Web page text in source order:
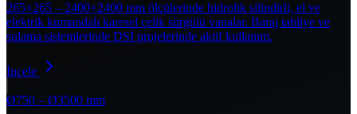
265×265 – 2400×2400 mm ölçülerinde hidrolik silindirli, el ve
elektrik kumandalı karesel çelik sürgülü vanalar. Baraj tahliye ve
sulama sistemlerinde DSİ projelerinde aktif kullanım.
İncele
Ø750 – Ø3500 mm